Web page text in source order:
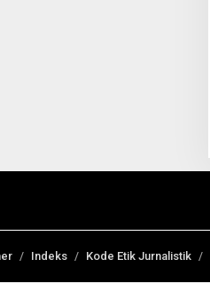
Indeks Kode Etik Jurnalistik